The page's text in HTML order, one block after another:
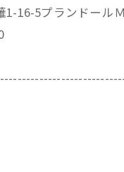
16-5プランドール